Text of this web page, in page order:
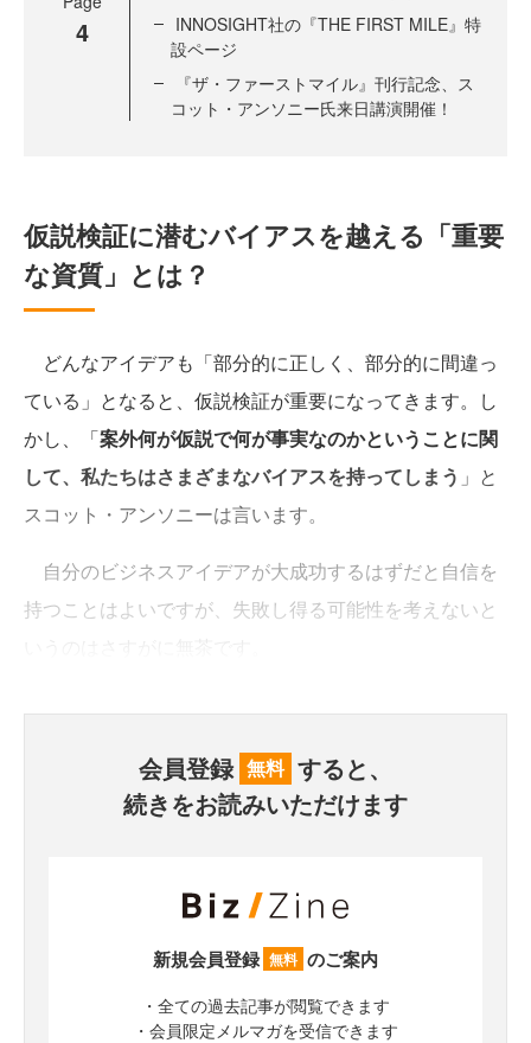
4
INNOSIGHT社の『THE FIRST MILE』特
設ページ
『ザ・ファーストマイル』刊行記念、ス
コット・アンソニー氏来日講演開催！
仮説検証に潜むバイアスを越える「重要
な資質」とは？
どんなアイデアも「部分的に正しく、部分的に間違っ
ている」となると、仮説検証が重要になってきます。し
かし、「案外何が仮説で何が事実なのかということに関
して、私たちはさまざまなバイアスを持ってしまう 」と
スコット・アンソニーは言います。
自分のビジネスアイデアが大成功するはずだと自信を
持つことはよいですが、失敗し得る可能性を考えないと
会員登録 無料 すると、
続きをお読みいただけます
新規会員登録 無料 のご案内
・全ての過去記事が閲覧できます
・会員限定メルマガを受信できます